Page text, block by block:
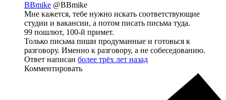
BBmike @BBmike
Мне кажется, тебе нужно искать соответствующие
студии и вакансии, а потом писать письма туда.
99 пошлют, 100-й примет.
Только письма пиши продуманные и готовься к
разговору. Именно к разговору, а не собеседованию.
Ответ написан более трёх лет назад
Комментировать